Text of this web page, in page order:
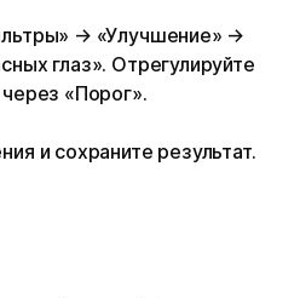
→ «Улучшение» →
глаз». Отрегулируйте
«Порог».
и сохраните результат.